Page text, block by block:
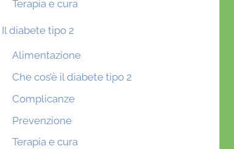
Terapia e cura
Il diabete tipo 2
Alimentazione
Che cos’è il diabete tipo 2
Complicanze
Prevenzione
Terapia e cura